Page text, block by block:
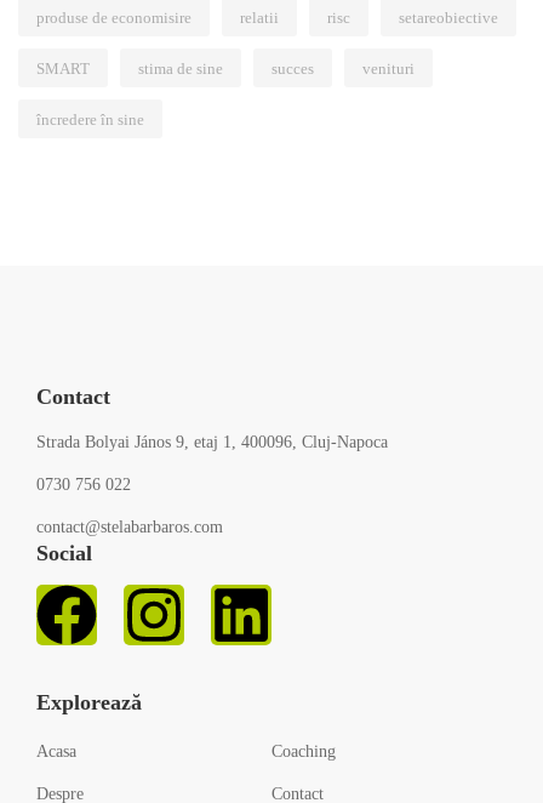
produse de economisire relatii risc setareobiective
SMART stima de sine succes venituri
încredere în sine
Contact
Strada Bolyai János 9, etaj 1, 400096, Cluj-Napoca
0730 756 022
contact@stelabarbaros.com
Social
Explorează
Acasa Coaching
Despre Contact